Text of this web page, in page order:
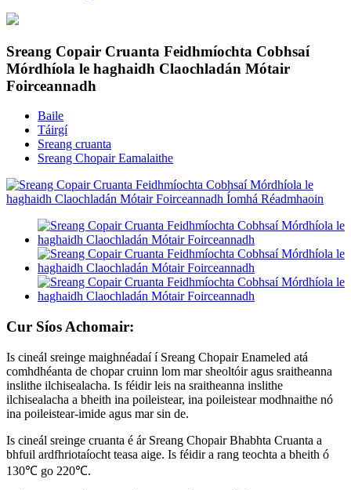
Sreang Copair Cruanta Feidhmíochta Cobhsaí
Mórdhíola le haghaidh Claochladán Mótair
Foirceannadh
Baile
Táirgí
Sreang cruanta
Sreang Chopair Eamalaithe
Cur Síos Achomair:
Is cineál sreinge maighnéadaí í Sreang Chopair Enameled atá
comhdhéanta de chopar cruinn lom mar sheoltóir agus sraitheanna
inslithe ilchisealacha. Is féidir leis na sraitheanna inslithe
ilchisealacha a bheith ina poileistear, ina poileistear modhnaithe nó
ina poileistear-imide agus mar sin de.
Is cineál sreinge cruanta é ár Sreang Chopair Bhabhta Cruanta a
bhfuil ardfhriotaíocht teasa aige. Is féidir a rang teochta a bheith ó
130℃ go 220℃.